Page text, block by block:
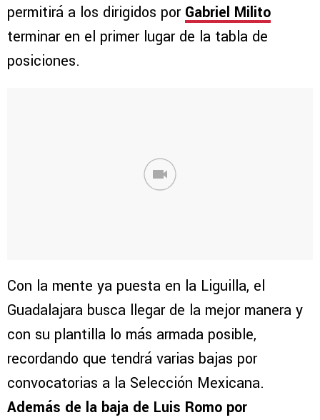
permitirá a los dirigidos por Gabriel Milito
terminar en el primer lugar de la tabla de
posiciones.
Con la mente ya puesta en la Liguilla, el
Guadalajara busca llegar de la mejor manera y
con su plantilla lo más armada posible,
recordando que tendrá varias bajas por
convocatorias a la Selección Mexicana.
Además de la baja de Luis Romo por